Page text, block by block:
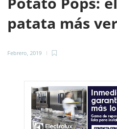
patata más
Febrero, 2019